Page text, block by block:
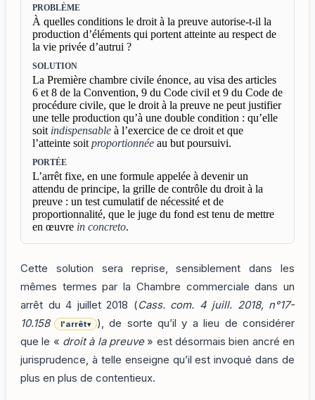
PROBLÈME
À quelles conditions le droit à la preuve autorise-t-il la
production d’éléments qui portent atteinte au respect de
la vie privée d’autrui ?
SOLUTION
La Première chambre civile énonce, au visa des articles
6 et 8 de la Convention, 9 du Code civil et 9 du Code de
procédure civile, que le droit à la preuve ne peut justifier
une telle production qu’à une double condition : qu’elle
soit indispensable à l’exercice de ce droit et que
l’atteinte soit proportionnée au but poursuivi.
PORTÉE
L’arrêt fixe, en une formule appelée à devenir un
attendu de principe, la grille de contrôle du droit à la
preuve : un test cumulatif de nécessité et de
proportionnalité, que le juge du fond est tenu de mettre
en œuvre in concreto.
Cette solution sera reprise, sensiblement dans les
mêmes termes par la Chambre commerciale dans un
arrêt du 4 juillet 2018 (Cass. com. 4 juill. 2018, n°17-
10.158
l'arrêt▾
), de sorte qu’il y a lieu de considérer
que le « droit à la preuve» est désormais bien ancré en
jurisprudence, à telle enseigne qu’il est invoqué dans de
plus en plus de contentieux.